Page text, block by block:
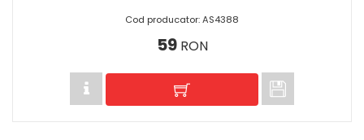
Cod producator: AS4388
59RON